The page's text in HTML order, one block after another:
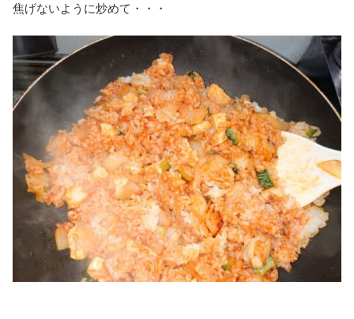
焦げないように炒めて・・・